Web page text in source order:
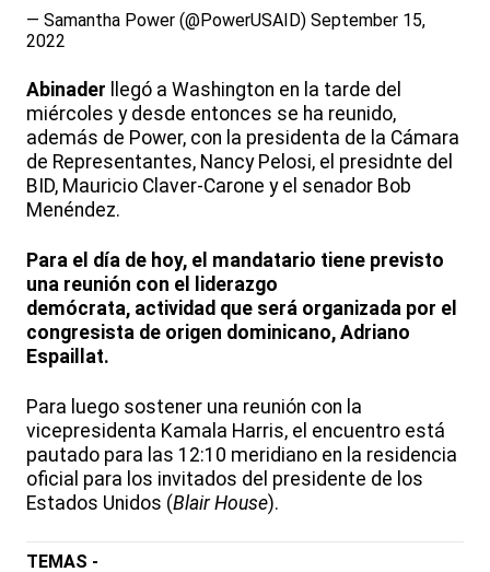
— Samantha Power (@PowerUSAID) September 15,
2022
Abinader llegó a Washington en la tarde del
miércoles y desde entonces se ha reunido,
además de Power, con la presidenta de la Cámara
de Representantes, Nancy Pelosi, el presidnte del
BID, Mauricio Claver-Carone y el senador Bob
Menéndez.
Para el día de hoy, el mandatario tiene previsto
una reunión con el liderazgo
demócrata, actividad que será organizada por el
congresista de origen dominicano, Adriano
Espaillat.
Para luego sostener una reunión con la
vicepresidenta Kamala Harris, el encuentro está
pautado para las 12:10 meridiano en la residencia
oficial para los invitados del presidente de los
Estados Unidos (Blair House).
TEMAS -